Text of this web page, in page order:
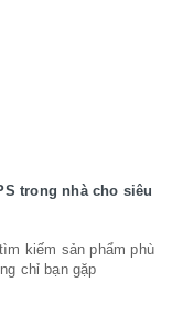
trong nhà cho siêu
kiếm sản phẩm phù
chỉ bạn gặp